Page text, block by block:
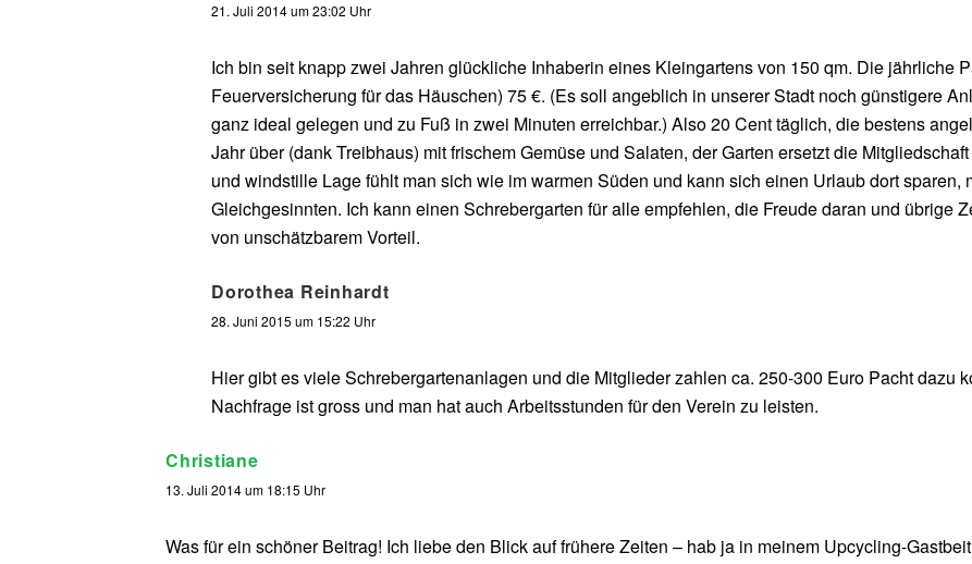
21. Juli 2014 um 23:02 Uhr
Ich bin seit knapp zwei Jahren glückliche Inhaberin eines Kleingartens von 150 qm. Die jährliche
Feuerversicherung für das Häuschen) 75 €. (Es soll angeblich in unserer Stadt noch günstigere
ganz ideal gelegen und zu Fuß in zwei Minuten erreichbar.) Also 20 Cent täglich, die bestens
Jahr über (dank Treibhaus) mit frischem Gemüse und Salaten, der Garten ersetzt die
und windstille Lage fühlt man sich wie im warmen Süden und kann sich einen Urlaub dort sparen,
Gleichgesinnten. Ich kann einen Schrebergarten für alle empfehlen, die Freude daran und übrige
von unschätzbarem Vorteil.
Dorothea Reinhardt
28. Juni 2015 um 15:22 Uhr
Hier gibt es viele Schrebergartenanlagen und die Mitglieder zahlen ca. 250-300 Euro Pacht dazu
Nachfrage ist gross und man hat auch Arbeitsstunden für den Verein zu leisten.
Christiane
13. Juli 2014 um 18:15 Uhr
Was für ein schöner Beitrag! Ich liebe den Blick auf frühere Zeiten – hab ja in meinem Upcycling-